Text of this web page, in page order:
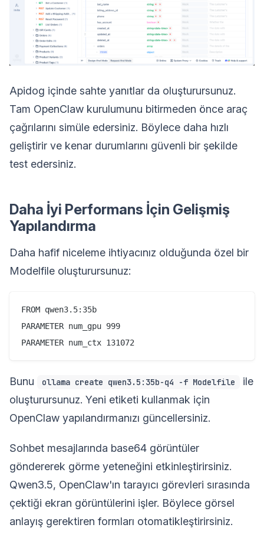
Apidog içinde sahte yanıtlar da oluşturursunuz.
Tam OpenClaw kurulumunu bitirmeden önce araç
çağrılarını simüle edersiniz. Böylece daha hızlı
geliştirir ve kenar durumlarını güvenli bir şekilde
test edersiniz.
Daha İyi Performans İçin Gelişmiş
Yapılandırma
Daha hafif niceleme ihtiyacınız olduğunda özel bir
Modelfile oluşturursunuz:
FROM qwen3.5:35b
PARAMETER num_gpu 999
Bunu ollama create qwen3.5:35b-q4 -f Modelfile
ile
oluşturursunuz. Yeni etiketi kullanmak için
OpenClaw yapılandırmanızı güncellersiniz.
Sohbet mesajlarında base64 görüntüler
göndererek görme yeteneğini etkinleştirirsiniz.
Qwen3.5, OpenClaw'ın tarayıcı görevleri sırasında
çektiği ekran görüntülerini işler. Böylece görsel
anlayış gerektiren formları otomatikleştirirsiniz.